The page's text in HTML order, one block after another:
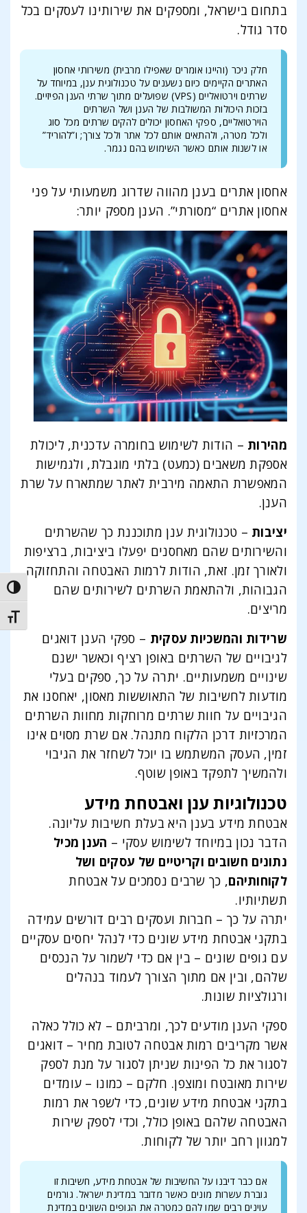
בתחום בישראל, ומספקים את שירותינו לעסקים בכל
סדר גודל.
חלק ניכר (והיינו אומרים שאפילו מרבית) משירותי אחסון
האתרים הקיימים כיום נשענים על טכנולוגית ענן, במיוחד על
שרתים וירטואליים (VPS) שפועלים מתוך שרתי הענן הפיזיים.
בזכות היכולות המשולבות של הענן ושל השרתים
הוירטואליים, ספקי האחסון יכולים להקים שרתים מכל סוג
ולכל מטרה, ולהתאים אותם לכל אתר ולכל צורך; ו”להוריד”
או לשנות אותם כאשר השימוש בהם נגמר.
אחסון אתרים בענן מהווה שדרוג משמעותי על פני
אחסון אתרים “מסורתי”. הענן מספק יותר:
מהירות – הודות לשימוש בחומרה עדכנית, ליכולת
אספקת משאבים (כמעט) בלתי מוגבלת, ולגמישות
המאפשרת התאמה מירבית לאתר שמתארח על שרת
הענן.
יציבות – טכנולוגית ענן מתוכננת כך שהשרתים
והשירותים שהם מאחסנים יפעלו ביציבות, ברציפות
ולאורך זמן. זאת, הודות לרמות האבטחה והתחזוקה
הגבוהות, ולהתאמת השרתים לשירותים שהם
מריצים.
שרידות והמשכיות עסקית – ספקי הענן דואגים
לגיבויים של השרתים באופן רציף וכאשר ישנם
שינויים משמעותיים. יתרה על כך, ספקים בעלי
מודעות לחשיבות של התאוששות מאסון, יאחסנו את
הגיבויים על חוות שרתים מרוחקות מחוות השרתים
המרכזיות דרכן הלקוח מתנהל. אם שרת מסוים אינו
זמין, העסק המשתמש בו יוכל לשחזר את הגיבוי
ולהמשיך לתפקד באופן שוטף.
טכנולוגיות ענן ואבטחת מידע
אבטחת מידע בענן היא בעלת חשיבות עליונה.
הדבר נכון במיוחד לשימוש עסקי – הענן מכיל
נתונים חשובים וקריטיים של עסקים ושל
לקוחותיהם, כך שרבים נסמכים על אבטחת
תשתיותיו.
יתרה על כך – חברות ועסקים רבים דורשים עמידה
בתקני אבטחת מידע שונים כדי לנהל יחסים עסקיים
עם גופים שונים – בין אם כדי לשמור על הנכסים
שלהם, ובין אם מתוך הצורך לעמוד בנהלים
ורגולציות שונות.
ספקי הענן מודעים לכך, ומרביתם – לא כולל כאלה
אשר מקריבים רמות אבטחה לטובת מחיר – דואגים
לסגור את כל הפינות שניתן לסגור על מנת לספק
שירות מאובטח ומוצפן. חלקם – כמונו – עומדים
בתקני אבטחת מידע שונים, כדי לשפר את רמות
האבטחה שלהם באופן כולל, וכדי לספק שירות
למגוון רחב יותר של לקוחות.
אם כבר דיבנו על החשיבות של אבטחת מידע, חשיבות זו
גוברת עשרות מונים כאשר מדובר במדינת ישראל. גורמים
עוינים רבים שמו להם כמטרה את הגופים השונים במדינת